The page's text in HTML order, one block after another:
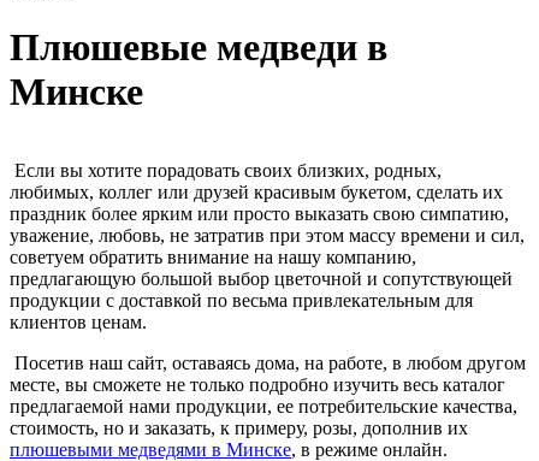
Плюшевые медведи в
Минске
Если вы хотите порадовать своих близких, родных,
любимых, коллег или друзей красивым букетом, сделать их
праздник более ярким или просто выказать свою симпатию,
уважение, любовь, не затратив при этом массу времени и сил,
советуем обратить внимание на нашу компанию,
предлагающую большой выбор цветочной и сопутствующей
продукции с доставкой по весьма привлекательным для
клиентов ценам.
Посетив наш сайт, оставаясь дома, на работе, в любом другом
месте, вы сможете не только подробно изучить весь каталог
предлагаемой нами продукции, ее потребительские качества,
стоимость, но и заказать, к примеру, розы, дополнив их
плюшевыми медведями в Минске, в режиме онлайн.